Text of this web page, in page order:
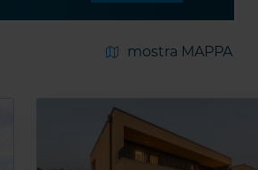
mostra MAPPA